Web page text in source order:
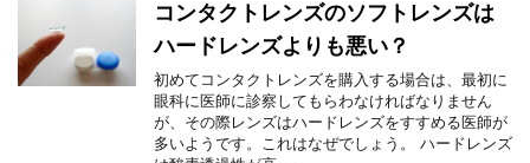
コンタクトレンズのソフトレンズは
ハードレンズよりも悪い？
初めてコンタクトレンズを購入する場合は、最初に
眼科に医師に診察してもらわなければなりません
が、その際レンズはハードレンズをすすめる医師が
多いようです。これはなぜでしょう。 ハードレンズ